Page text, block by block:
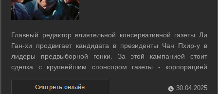
Главный редактор влиятельной консервативной газеты Ли
Ган-хи продвигает кандидата в президенты Чан Пхир-у в
лидеры предвыборной гонки. За этой кампанией стоит
сделка с крупнейшим спонсором газеты - корпорацией
Mirae Motors. Гангстер Ан Сан-гу выполняет различные
поручения влиятельных людей и предан своему делу, но
30.04.2025